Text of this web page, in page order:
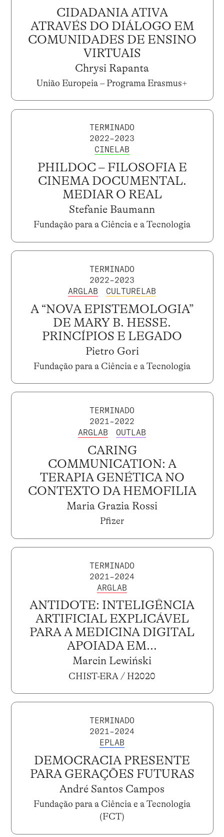
CIDADANIA ATIVA
ATRAVÉS DO DIÁLOGO EM
COMUNIDADES DE ENSINO
VIRTUAIS
Chrysi Rapanta
União Europeia – Programa Erasmus+
TERMINADO
2022–2023
CINELAB
PHILDOC – FILOSOFIA E
CINEMA DOCUMENTAL.
MEDIAR O REAL
Stefanie Baumann
Fundação para a Ciência e a Tecnologia
TERMINADO
2022–2023
ARGLAB
CULTURELAB
A “NOVA EPISTEMOLOGIA”
DE MARY B. HESSE.
PRINCÍPIOS E LEGADO
Pietro Gori
Fundação para a Ciência e a Tecnologia
TERMINADO
2021–2022
ARGLAB
OUTLAB
CARING
COMMUNICATION: A
TERAPIA GENÉTICA NO
CONTEXTO DA HEMOFILIA
Maria Grazia Rossi
Pfizer
TERMINADO
2021–2024
ARGLAB
ANTIDOTE: INTELIGÊNCIA
ARTIFICIAL EXPLICÁVEL
PARA A MEDICINA DIGITAL
APOIADA EM...
Marcin Lewiński
CHIST-ERA / H2020
TERMINADO
2021–2024
EPLAB
DEMOCRACIA PRESENTE
PARA GERAÇÕES FUTURAS
André Santos Campos
Fundação para a Ciência e a Tecnologia
(FCT)